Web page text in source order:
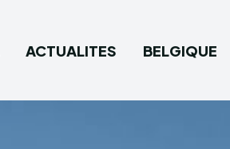
ACTUALITES BELGIQUE